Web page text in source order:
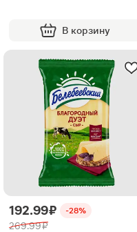
В корзину
192.99 ₽ -28%
269.99 ₽